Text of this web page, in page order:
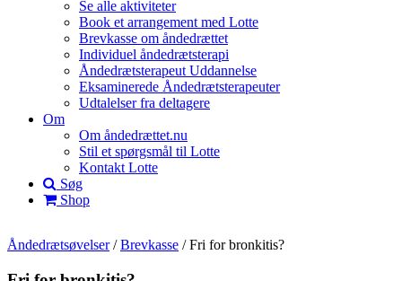
Se alle aktiviteter
Book et arrangement med Lotte
Brevkasse om åndedrættet
Individuel åndedrætsterapi
Åndedrætsterapeut Uddannelse
Eksaminerede Åndedrætsterapeuter
Udtalelser fra deltagere
Om
Om åndedrættet.nu
Stil et spørgsmål til Lotte
Kontakt Lotte
Søg
Shop
Åndedrætsøvelser/Brevkasse /Fri for bronkitis?